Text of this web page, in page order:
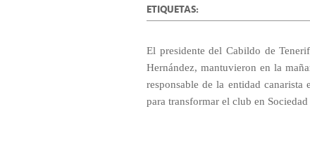
ETIQUETAS:
El presidente del Cabildo de
Hernández, mantuvieron en la
responsable de la entidad canarista
para transformar el club en